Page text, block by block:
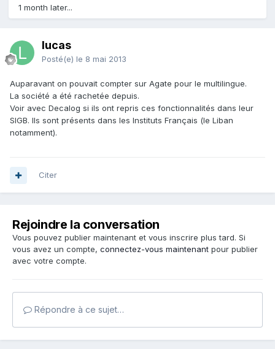
1 month later...
lucas
Posté(e) le 8 mai 2013
Auparavant on pouvait compter sur Agate pour le multilingue.
La société a été rachetée depuis.
Voir avec Decalog si ils ont repris ces fonctionnalités dans leur
SIGB. Ils sont présents dans les Instituts Français (le Liban
notamment).
Citer
Rejoindre la conversation
Vous pouvez publier maintenant et vous inscrire plus tard. Si
vous avez un compte, connectez-vous maintenant pour publier
avec votre compte.
Répondre à ce sujet…